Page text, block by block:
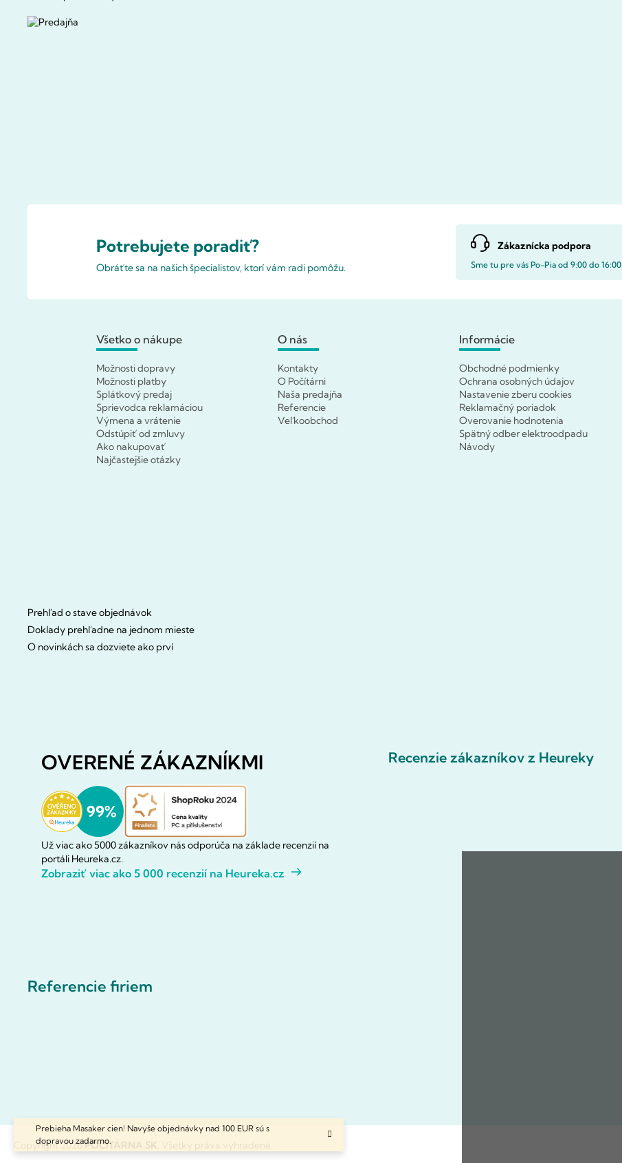
Prebieha Masaker cien! Navyše objednávky nad 100 EUR sú s
dopravou zadarmo.
Potrebujete poradiť?
Obráťte sa na našich špecialistov, ktorí vám radi pomôžu.
Zákaznícka podpora
Sme tu pre vás Po-Pia od 9:00 do 16:00
Všetko o nákupe
Možnosti dopravy
Možnosti platby
Splátkový predaj
Sprievodca reklamáciou
Výmena a vrátenie
Odstúpiť od zmluvy
Ako nakupovať
Najčastejšie otázky
O nás
Kontakty
O Počítárni
Naša predajňa
Referencie
Veľkoobchod
Informácie
Obchodné podmienky
Ochrana osobných údajov
Nastavenie zberu cookies
Reklamačný poriadok
Overovanie hodnotenia
Spätný odber elektroodpadu
Návody
Prehľad o stave objednávok
Doklady prehľadne na jednom mieste
O novinkách sa dozviete ako prví
OVERENÉ ZÁKAZNÍKMI
Už viac ako 5000 zákazníkov nás odporúča na základe recenzií na
portáli Heureka.cz.
Zobraziť viac ako 5 000 recenzií na Heureka.cz
Recenzie zákazníkov z Heureky
Referencie firiem
Copyright 2026POČÍTÁRNA.SK